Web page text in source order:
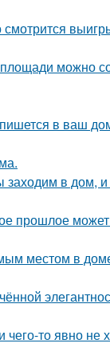
можно
в ваш
заходим в дом,
прошлое
местом в
то явно не